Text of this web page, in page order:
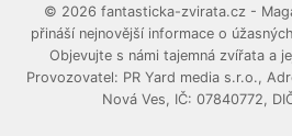
© 2026 fantasticka-zvirata.cz -
přináší nejnovější informace o
Objevujte s námi tajemná zvířata a
Provozovatel: PR Yard media s.r.o.,
Nová Ves, IČ: 07840772,